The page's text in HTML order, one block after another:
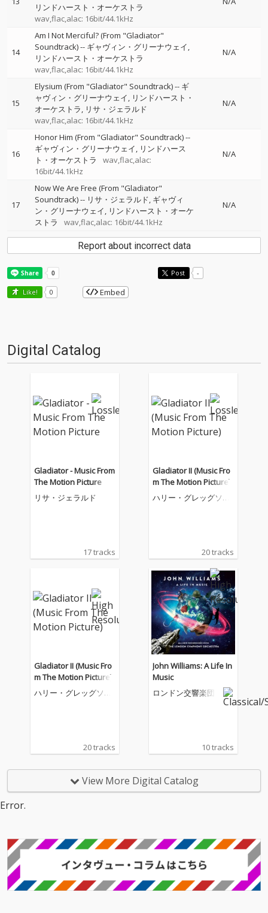
リンドハースト・オーケストラ
wav,flac,alac: 16bit/44.1kHz
14
Am I Not Merciful? (From "Gladiator"
Soundtrack)-- ギャヴィン・グリーナウェイ
リンドハースト・オーケストラ
wav,flac,alac: 16bit/44.1kHz
N/A
15
Elysium (From "Gladiator" Soundtrack)-- ギ
ャヴィン・グリーナウェイ
リンドハースト・
オーケストラ
リサ・ジェラルド
wav,flac,alac: 16bit/44.1kHz
N/A
16
Honor Him (From "Gladiator" Soundtrack)--
ギャヴィン・グリーナウェイ
リンドハース
ト・オーケストラ
wav,flac,alac:
16bit/44.1kHz
N/A
17
Now We Are Free (From "Gladiator"
Soundtrack)-- リサ・ジェラルド ギャヴィ
ン・グリーナウェイ
リンドハースト・オーケ
ストラ
wav,flac,alac: 16bit/44.1kHz
N/A
Report about incorrect data
Post -
Like! 0 Embed
Digital Catalog
Gladiator - Music From
The Motion Picture
リサ・ジェラルド
17 tracks
Gladiator II (Music Fro
m The Motion Picture)
ハリー・グレッグソン
20 tracks
Gladiator II (Music Fro
m The Motion Picture)
ハリー・グレッグソン
20 tracks
John Williams: A Life In
Music
ロンドン交響楽団
10 tracks
View More Digital Catalog
Error.